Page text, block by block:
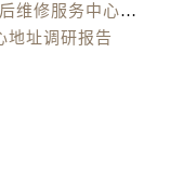
需提前预约）
前预约）
2026最新Patek Philippe百达翡丽名表售后维修服务中心地址考察报告
地址调研报告